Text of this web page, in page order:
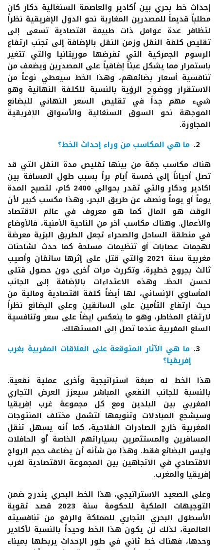
إحداث خط بحري بين أكادير والعاصمة السنغالية دكار كان
مطلباً قديماً للمصدرين المغاربة نحو الدول الإفريقية نظراً
لتظافر عدة عوامل ذات طبيعة اقتصادية تسعى إلى
تقليص كلفة النقل وزمن النقل بالإضافة إلى تجنب ارتفاع
الرسوم الجمركية التي تفرضها موريتانيا والتي تتغير
باستمرار مما يشكل عبئاً إضافياً على المصدرين ويضعف من
تنافسية أسعار بضائعهم، وهذا الخط سيعطي نوعاً من
الاستقرار ووضوح الرؤية بالنسبة للكلفة النهائية وهو
شيء مهم جداً في تقليص السعر النهائي للبضائع
الموجهة نحو السوق السنغالية والأسواق الإفريقية
المجاورة.
ما هي المكاسب من وراء إحداث الخط؟
هناك مكاسب جمّة من بينها تقليص مدة النقل التي قد
تصل أحياناً إلى خمسة أيام براً بسبب طول المسافة بين
اكادير ودكار والتي تقدر بحوالي 2400 كام، لتصبح المدة
يوماً أو يوماً ونصف عن طريق البحر، وهذا مكسب كبير لأن
الوقت هو المال كما هو معروف في عالم الاقتصاد
والأعمال. وهناك مكاسب آخر من الناحية الأمنية، فالأوضاع
في منطقة الساحل والصحراء تجعل الطريق البرّية معرضة
لهجمات عصابات أو تنظيمات مسلحة كما حدث لشاحنات
مغربية سنة 2021 والتي قتل على إثرها سائقان وأصيب
ثالث بجروح خطيرة، وتكررت مرات أخرى دون حصول قتلى
لحسن الحظ. وهذه الاعتداءات بالإضافة إلى الجانب
المأساوي الإنساني، لها أيضاً كلفة اقتصادية ومالية من
حيث ارتفاع التأمين على السائقين وعلى البضائع نظراً
لارتفاع المخاطر، وهو ما ينعكس ايضاً على سعر وتنافسية
السلع المغربية عندما تصل إلى المستهلك.
ما هي الآثار المتوقعة على العلاقات المغربية بغرب
إفريقيا؟
هذا الخط له صبغة استراتيجية وأخرى عملية نفعية.
بالنسبة للجانب النفعي المباشر سيعزز العرض التجاري
المغربي بين البلدين ومع كل مجموعة غرب إفريقيا
وسيشجع المبادلات وتنويعها لتشمل مختلف المنتوجات
المغربية خارج الصادرات الفلاحية، كما أنه يسهل تنقل
المسافرين والمستثمرين بسياراتهم الخاصة أو الحافلات
وليس البضائع فقط. وهذا من شأنه أن يضاعف حجم الرواج
الاقتصادي في الاتجاهين بين المجموعة الاقتصادية لغرب
إفريقيا والمغرب.
وعلى الصعيد الاستراتيجي، هذا الخط البحري يندرج ضمن
التوجيهات الملكية للحكومة سنة 2023 قصد تقوية
الأسطول البحري التجاري للمملكة والرفع من تنافسيته
العالمية، لذلك لن يكون هذا الخط وحيداً بالنسبة لأكادير
وحدها، فهناك خط ثاني في طور الإحداث يربطها بميناء